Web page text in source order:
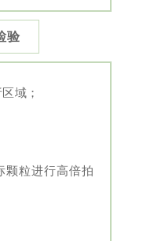
验
域；
颗粒进行高倍拍